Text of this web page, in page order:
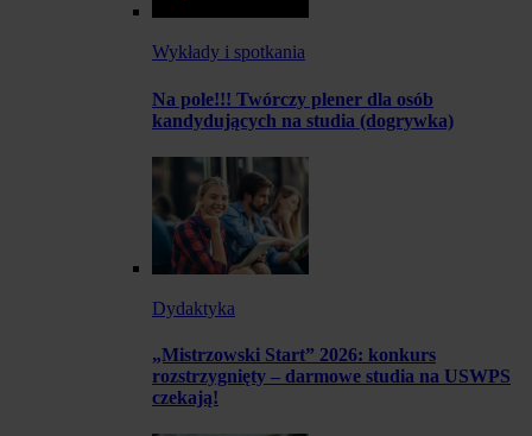
Wykłady i spotkania
Na pole!!! Twórczy plener dla osób
kandydujących na studia (dogrywka)
Dydaktyka
„Mistrzowski Start” 2026: konkurs
rozstrzygnięty – darmowe studia na USWPS
czekają!